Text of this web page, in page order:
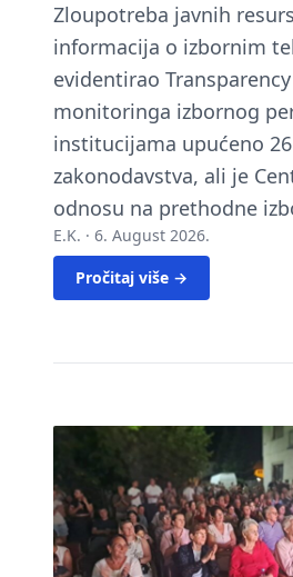
Zloupotreba javnih
informacija o izbornim
evidentirao
monitoringa izbornog
institucijama upućeno
zakonodavstva, ali je
odnosu na prethodne
E.K. · 6. August 2026.
Pročitaj više →